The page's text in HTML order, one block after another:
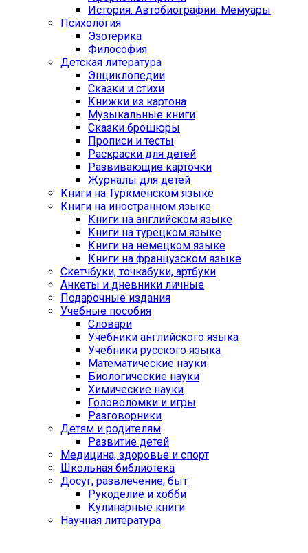
История. Автобиографии. Мемуары
Психология
Эзотерика
Философия
Детская литература
Энциклопедии
Сказки и стихи
Книжки из картона
Музыкальные книги
Сказки брошюры
Прописи и тесты
Раскраски для детей
Развивающие карточки
Журналы для детей
Книги на Туркменском языке
Книги на иностранном языке
Книги на английском языке
Книги на турецком языке
Книги на немецком языке
Книги на французском языке
Cкетчбуки, точкабуки, артбуки
Анкеты и дневники личные
Подарочные издания
Учебные пособия
Словари
Учебники английского языка
Учебники русского языка
Математические науки
Биологические науки
Химические науки
Головоломки и игры
Разговорники
Детям и родителям
Развитие детей
Медицина, здоровье и спорт
Школьная библиотека
Досуг, развлечение, быт
Рукоделие и хобби
Кулинарные книги
Научная литература